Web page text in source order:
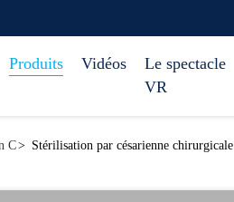
Produits Vidéos
Le spectacle
VR
C> Stérilisation par césarienne chirurgicale